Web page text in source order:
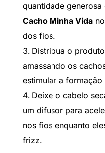
quantidade generosa
Cacho Minha Vida
dos fios.
Distribua o
amassando os
estimular a formação
Deixe o cabelo
um difusor para
nos fios enquanto
frizz.